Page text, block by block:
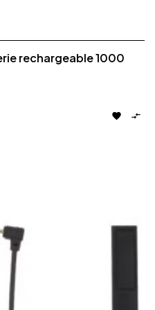
rechargeable 1000
 